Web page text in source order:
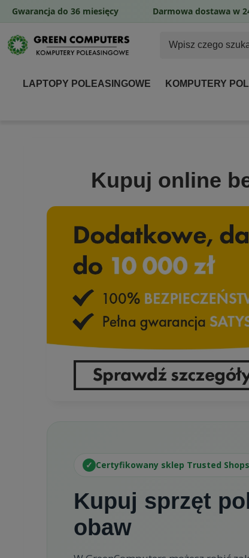
LAPTOPY POLEASINGOWE KOMPUTERY
Kupuj online
✓ Certyfikowany sklep Trusted Shops
Kupuj sprzęt
obaw
Gwarancja do 36 miesięcy Darmowa dostawa w